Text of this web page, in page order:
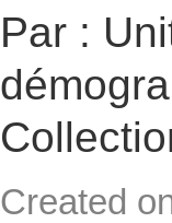
Par :
Created